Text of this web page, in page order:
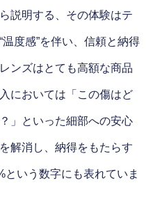
説明する、その体験はテ
度感”を伴い、信頼と納得
ンズはとても高額な商品
においては「この傷はど
」といった細部への安心
解消し、納得をもたらす
いう数字にも表れていま